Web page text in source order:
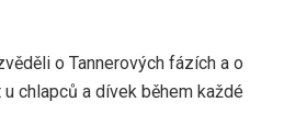
o Tannerových fázích a o
chlapců a dívek během každé